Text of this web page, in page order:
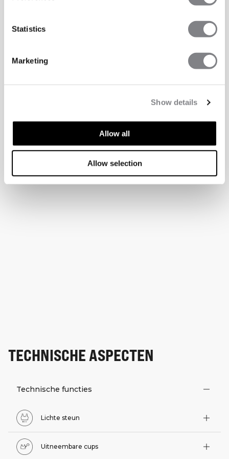
Statistics
Marketing
Show details
Allow all
Allow selection
TECHNISCHE ASPECTEN
Technische functies
Lichte steun
Uitneembare cups